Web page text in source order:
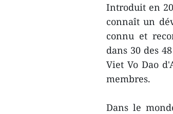
Introduit en
connaît un
connu et
dans 30 des
Viet Vo Dao
membres.
Dans le